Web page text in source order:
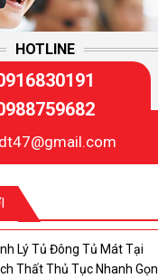
HOTLINE
Lý Tủ Đông Tủ Mát Tại
Thất Thủ Tục Nhanh Gọn